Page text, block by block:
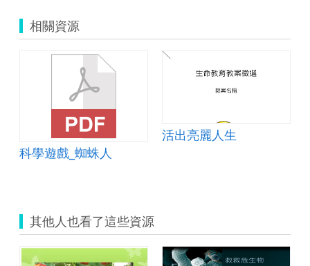
相關資源
科學遊戲_蜘蛛人
活出亮麗人生
其他人也看了這些資源